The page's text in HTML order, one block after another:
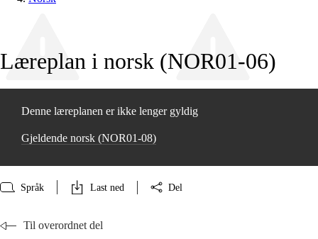
Læreplan i norsk (NOR01‑06)
Denne læreplanen er ikke lenger gyldig
Gjeldende norsk (NOR01‑08)
Språk Last ned Del
Til overordnet del